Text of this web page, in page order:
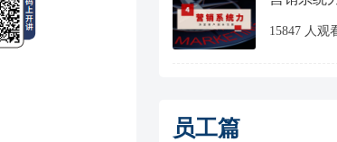
15847 人观
员工篇